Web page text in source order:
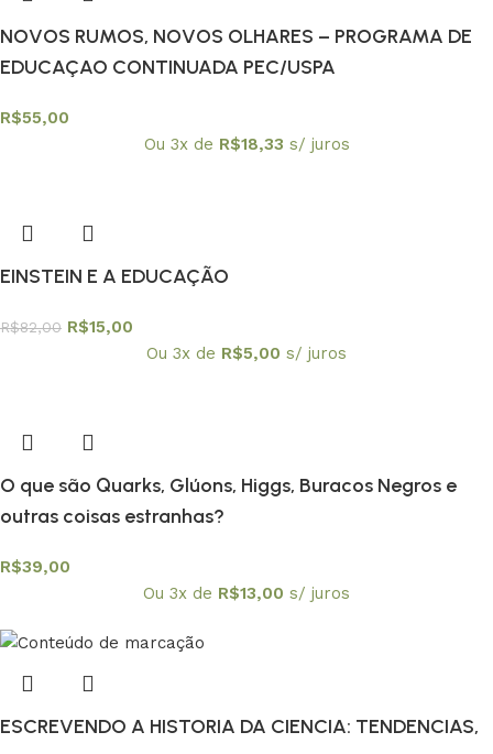
NOVOS RUMOS, NOVOS OLHARES – PROGRAMA DE
EDUCAÇAO CONTINUADA PEC/USPA
R$55,00
Ou 3x de R$18,33 s/ juros
EINSTEIN E A EDUCAÇÃO
R$82,00 R$15,00
Ou 3x de R$5,00 s/ juros
O que são Quarks, Glúons, Higgs, Buracos Negros e
outras coisas estranhas?
R$39,00
Ou 3x de R$13,00 s/ juros
ESCREVENDO A HISTORIA DA CIENCIA: TENDENCIAS,